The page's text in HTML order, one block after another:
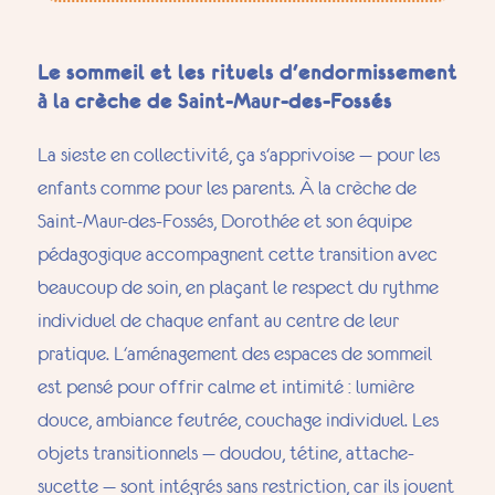
Le sommeil et les rituels d'endormissement
à la crèche de Saint-Maur-des-Fossés
La sieste en collectivité, ça s'apprivoise — pour les
enfants comme pour les parents. À la crèche de
Saint-Maur-des-Fossés, Dorothée et son équipe
pédagogique accompagnent cette transition avec
beaucoup de soin, en plaçant le respect du rythme
individuel de chaque enfant au centre de leur
pratique. L'aménagement des espaces de sommeil
est pensé pour offrir calme et intimité : lumière
douce, ambiance feutrée, couchage individuel. Les
objets transitionnels — doudou, tétine, attache-
sucette — sont intégrés sans restriction, car ils jouent